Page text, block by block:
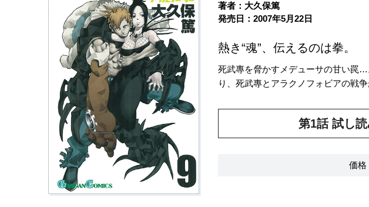
著者：大久保篤
発売日：2007年5月22日
熱き“魂”、伝えるのは拳。
死武專を脅かすメデューサの甘い罠…
り、死武專とアラクノフォビアの戦
第1話 試し
価